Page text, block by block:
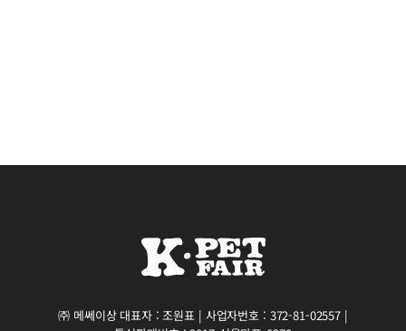
㈜ 메쎄이상 대표자 : 조원표 | 사업자번호 : 372-81-02557 |